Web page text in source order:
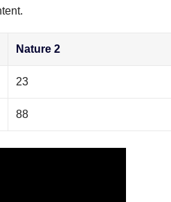
Nature 2
23
88